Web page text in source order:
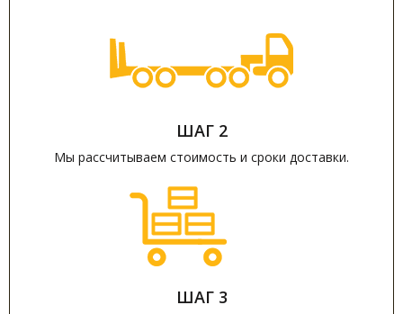
ШАГ 2
Мы рассчитываем стоимость и сроки доставки.
ШАГ 3